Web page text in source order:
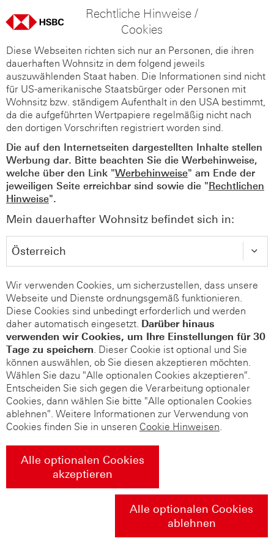
Rechtliche Hinweise /
Cookies
Diese Webseiten richten sich nur an Personen, die ihren
dauerhaften Wohnsitz in dem folgend jeweils
auszuwählenden Staat haben. Die Informationen sind nicht
für US-amerikanische Staatsbürger oder Personen mit
Wohnsitz bzw. ständigem Aufenthalt in den USA bestimmt,
da die aufgeführten Wertpapiere regelmäßig nicht nach
den dortigen Vorschriften registriert worden sind.
Die auf den Internetseiten dargestellten Inhalte stellen
Werbung dar. Bitte beachten Sie die Werbehinweise,
welche über den Link "Werbehinweise" am Ende der
jeweiligen Seite erreichbar sind sowie die "Rechtlichen
Hinweise".
Mein dauerhafter Wohnsitz befindet sich in:
Wir verwenden Cookies, um sicherzustellen, dass unsere
Webseite und Dienste ordnungsgemäß funktionieren.
Diese Cookies sind unbedingt erforderlich und werden
daher automatisch eingesetzt. Darüber hinaus
verwenden wir Cookies, um Ihre Einstellungen für 30
Tage zu speichern. Dieser Cookie ist optional und Sie
können auswählen, ob Sie diesen akzeptieren möchten.
Wählen Sie dazu "Alle optionalen Cookies akzeptieren".
Entscheiden Sie sich gegen die Verarbeitung optionaler
Cookies, dann wählen Sie bitte "Alle optionalen Cookies
ablehnen". Weitere Informationen zur Verwendung von
Cookies finden Sie in unseren Cookie Hinweisen.
Alle optionalen Cookies
akzeptieren
Alle optionalen Cookies
ablehnen